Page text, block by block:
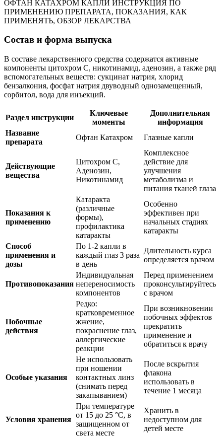
ОФТАН КАТАХРОМ КАПЛИ ИНСТРУКЦИЯ ПО
ПРИМЕНЕНИЮ ПРЕПАРАТА, ПОКАЗАНИЯ, КАК
ПРИМЕНЯТЬ, ОБЗОР ЛЕКАРСТВА
Состав и форма выпуска
В составе лекарственного средства содержатся активные
компоненты цитохром С, никотинамид, аденозин, а также ряд
вспомогательных веществ: сукцинат натрия, хлорид
бензалкония, фосфат натрия двуводный однозамещенный,
сорбитол, вода для инъекций.
Раздел инструкции
Ключевые
моменты
Дополнительная
информация
Название
препарата
Офтан Катахром Глазные капли
Действующие
вещества
Цитохром С,
Аденозин,
Никотинамид
Комплексное
действие для
улучшения
метаболизма и
питания тканей глаза
Показания к
применению
Катаракта
(различные
формы),
профилактика
катаракты
Особенно
эффективен при
начальных стадиях
катаракты
Способ
применения и
дозы
По 1-2 капли в
каждый глаз 3 раза
в день
Длительность курса
определяется врачом
Противопоказания
Индивидуальная
непереносимость
компонентов
Перед применением
проконсультируйтесь
с врачом
Побочные
действия
Редко:
кратковременное
жжение,
покраснение глаз,
аллергические
реакции
При возникновении
побочных эффектов
прекратить
применение и
обратиться к врачу
Особые указания
Не использовать
при ношении
контактных линз
(снимать перед
закапыванием)
После вскрытия
флакона
использовать в
течение 1 месяца
Условия хранения
При температуре
от 15 до 25 °C, в
защищенном от
света месте
Хранить в
недоступном для
детей месте